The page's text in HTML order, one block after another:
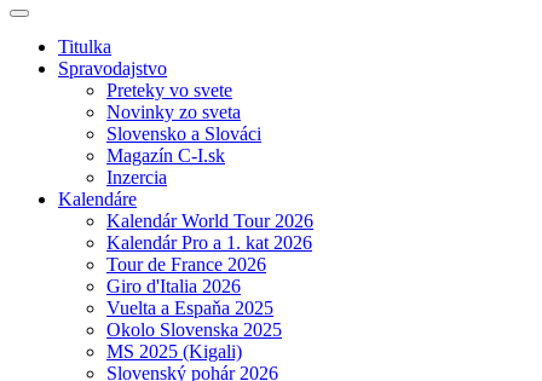
Titulka
Spravodajstvo
Preteky vo svete
Novinky zo sveta
Slovensko a Slováci
Magazín C-I.sk
Inzercia
Kalendáre
Kalendár World Tour 2026
Kalendár Pro a 1. kat 2026
Tour de France 2026
Giro d'Italia 2026
Vuelta a Espaňa 2025
Okolo Slovenska 2025
MS 2025 (Kigali)
Slovenský pohár 2026